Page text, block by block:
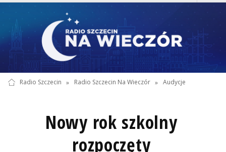
Radio Szczecin » Radio Szczecin Na Wieczór » Audycje
Nowy rok szkolny
rozpoczęty